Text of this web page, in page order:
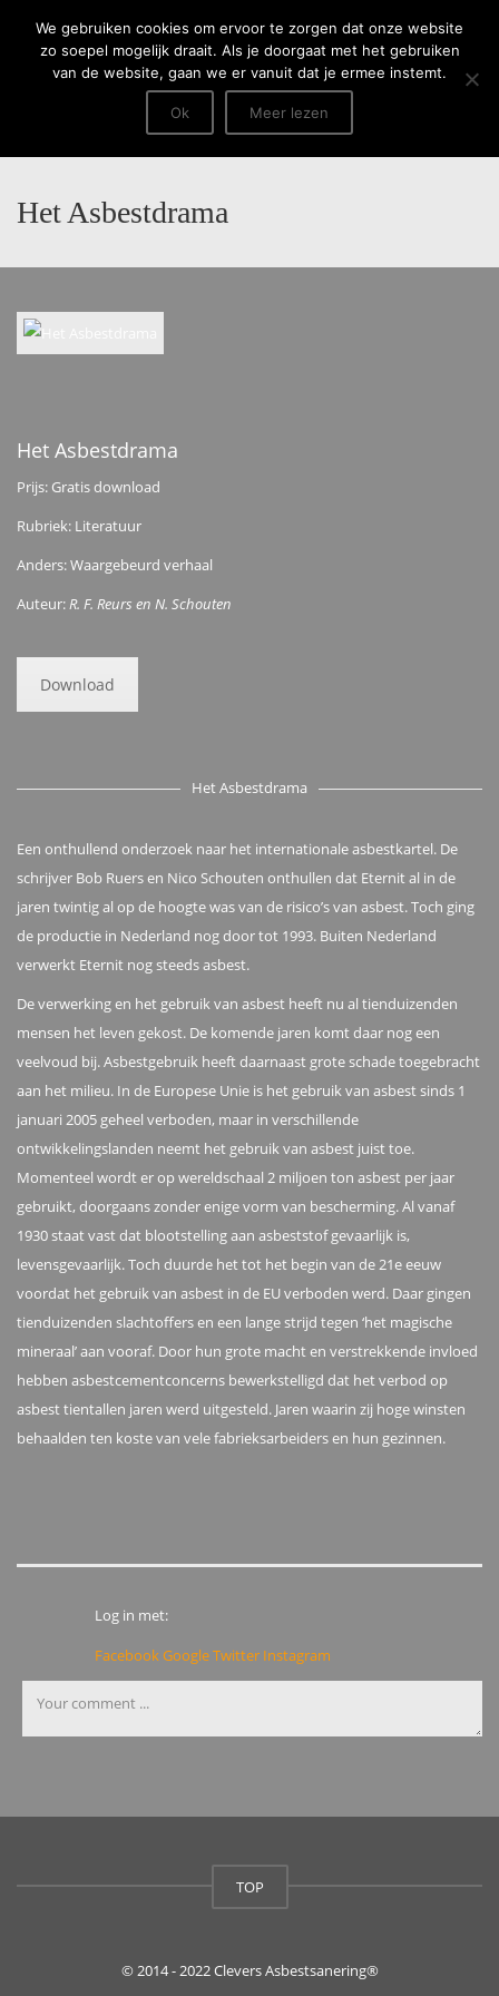
Menu
Het Asbestdrama
Het Asbestdrama
Prijs: Gratis download
Rubriek: Literatuur
Anders: Waargebeurd verhaal
Auteur:R. F. Reurs en N. Schouten
Download
Het Asbestdrama
Een onthullend onderzoek naar het internationale asbestkartel. De
schrijver Bob Ruers en Nico Schouten onthullen dat Eternit al in de
jaren twintig al op de hoogte was van de risico’s van asbest. Toch ging
de productie in Nederland nog door tot 1993. Buiten Nederland
verwerkt Eternit nog steeds asbest.
De verwerking en het gebruik van asbest heeft nu al tienduizenden
mensen het leven gekost. De komende jaren komt daar nog een
veelvoud bij. Asbestgebruik heeft daarnaast grote schade toegebracht
aan het milieu. In de Europese Unie is het gebruik van asbest sinds 1
januari 2005 geheel verboden, maar in verschillende
ontwikkelingslanden neemt het gebruik van asbest juist toe.
Momenteel wordt er op wereldschaal 2 miljoen ton asbest per jaar
gebruikt, doorgaans zonder enige vorm van bescherming. Al vanaf
1930 staat vast dat blootstelling aan asbeststof gevaarlijk is,
levensgevaarlijk. Toch duurde het tot het begin van de 21e eeuw
voordat het gebruik van asbest in de EU verboden werd. Daar gingen
tienduizenden slachtoffers en een lange strijd tegen ‘het magische
mineraal’ aan vooraf. Door hun grote macht en verstrekkende invloed
hebben asbestcementconcerns bewerkstelligd dat het verbod op
asbest tientallen jaren werd uitgesteld. Jaren waarin zij hoge winsten
behaalden ten koste van vele fabrieksarbeiders en hun gezinnen.
Log in met:
FacebookGoogleTwitter Instagram
TOP
© 2014 - 2022 Clevers Asbestsanering®
We gebruiken cookies om ervoor te zorgen dat onze website
zo soepel mogelijk draait. Als je doorgaat met het gebruiken
van de website, gaan we er vanuit dat je ermee instemt.
Ok Meer lezen